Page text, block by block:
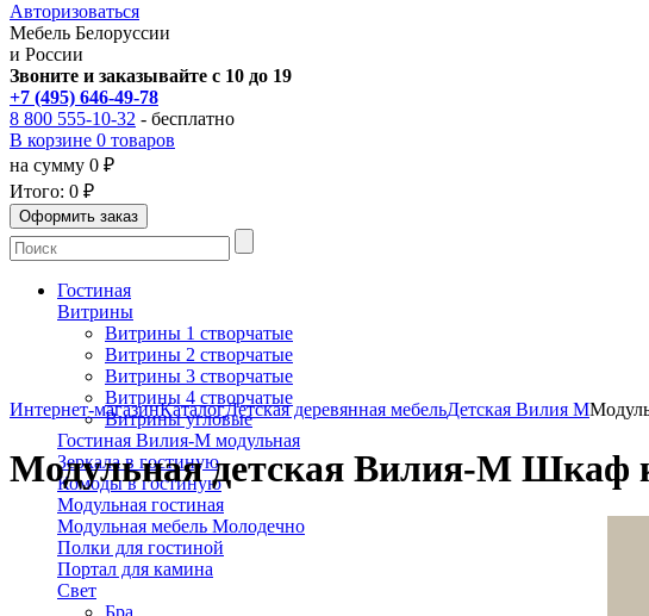
Авторизоваться
Мебель Белоруссии
и России
Звоните и заказывайте с 10 до 19
+7 (495) 646-49-78
8 800 555-10-32 - бесплатно
В корзине 0 товаров
на сумму 0 ₽
Итого: 0 ₽
Гостиная
Витрины
Витрины 1 створчатые
Витрины 2 створчатые
Витрины 3 створчатые
Витрины 4 створчатые
Витрины угловые
Гостиная Вилия-М модульная
Зеркала в гостиную
Комоды в гостиную
Модульная гостиная
Модульная мебель Молодечно
Полки для гостиной
Портал для камина
Свет
Интернет-магазинКаталогДетская деревянная мебельДетская Вилия М
Модульная детская Вилия-М